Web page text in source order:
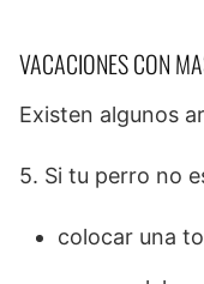
VACACIONES CON
Existen algunos
5. Si tu perro no
colocar una